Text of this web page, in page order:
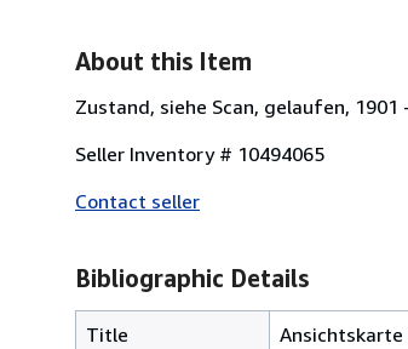
About this Item
Zustand, siehe Scan, gelaufen, 1901
Seller Inventory # 10494065
Contact seller
Bibliographic Details
Title
Ansichtskarte